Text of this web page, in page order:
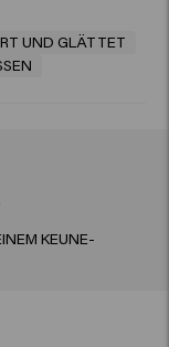
UND GLÄTTET
KEUNE-